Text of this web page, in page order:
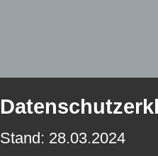
Stand: 28.03.2024